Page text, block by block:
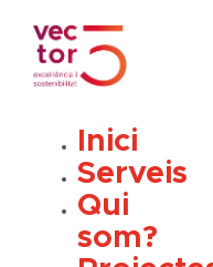
contingut
Inici
Serveis
Qui
som?